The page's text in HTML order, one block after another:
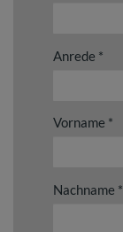
Anrede
Vorname
Nachname